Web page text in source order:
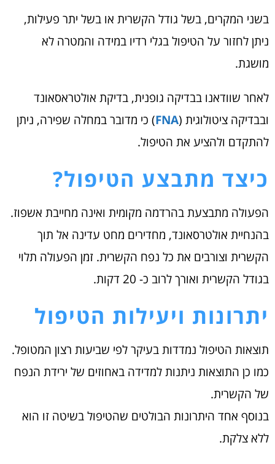
בשני המקרים, בשל גודל הקשרית או בשל יתר פעילות,
ניתן לחזור על הטיפול בגלי רדיו במידה והמטרה לא
מושגת.
לאחר שוודאנו בבדיקה גופנית, בדיקת אולטראסאונד
ובבדיקה ציטולוגית (FNA) כי מדובר במחלה שפירה, ניתן
להתקדם ולהציע את הטיפול.
כיצד מתבצע הטיפול?
הפעולה מתבצעת בהרדמה מקומית ואינה מחייבת אשפוז.
בהנחיית אולטרסאונד, מחדירים מחט עדינה אל תוך
הקשרית וצורבים את כל נפח הקשרית. זמן הפעולה תלוי
בגודל הקשרית ואורך לרוב כ- 20 דקות.
יתרונות ויעילות הטיפול
תוצאות הטיפול נמדדות בעיקר לפי שביעות רצון המטופל.
כמו כן התוצאות ניתנות למדידה באחוזים של ירידת הנפח
של הקשרית.
בנוסף אחד היתרונות הבולטים שהטיפול בשיטה זו הוא
ללא צלקת.